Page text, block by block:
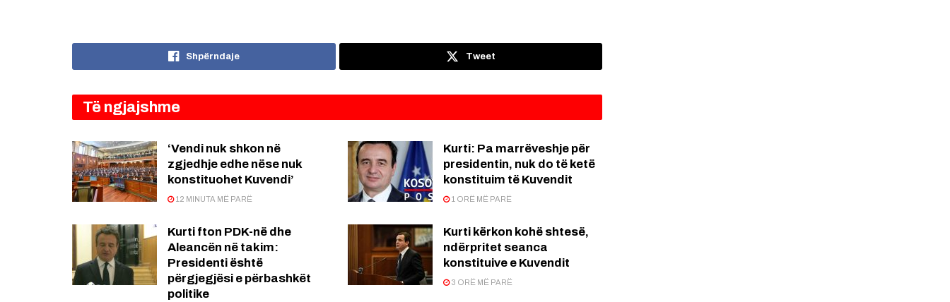
Shpërndaje Tweet
Të ngjajshme
‘Vendi nuk shkon në
zgjedhje edhe nëse nuk
konstituohet Kuvendi’
12 MINUTA MË PARË
Kurti: Pa marrëveshje për
presidentin, nuk do të ketë
konstituim të Kuvendit
1 ORË MË PARË
Kurti fton PDK-në dhe
Aleancën në takim:
Presidenti është
përgjegjësi e përbashkët
politike
Kurti kërkon kohë shtesë,
ndërpritet seanca
konstituive e Kuvendit
3 ORË MË PARË